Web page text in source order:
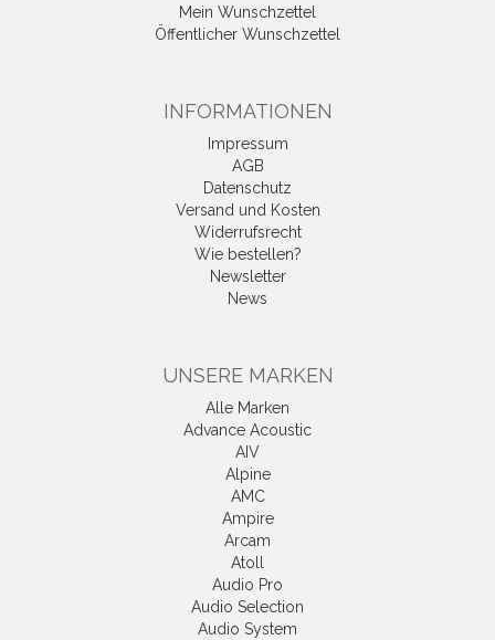
Mein Wunschzettel
Öffentlicher Wunschzettel
INFORMATIONEN
Impressum
AGB
Datenschutz
Versand und Kosten
Widerrufsrecht
Wie bestellen?
Newsletter
News
UNSERE MARKEN
Alle Marken
Advance Acoustic
AIV
Alpine
AMC
Ampire
Arcam
Atoll
Audio Pro
Audio Selection
Audio System